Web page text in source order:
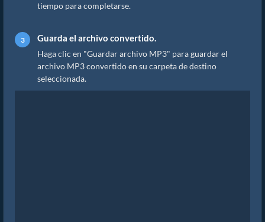
tiempo para completarse.
Guarda el archivo convertido.
Haga clic en "Guardar archivo MP3" para guardar el
archivo MP3 convertido en su carpeta de destino
seleccionada.